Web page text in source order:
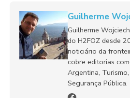
Guilherme
Guilherme
do H2FOZ desde
noticiário da
cobre editorias
Argentina,
Segurança Pública.